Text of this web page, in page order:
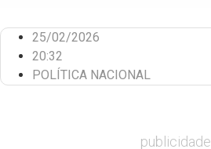
25/02/2026
20:32
POLÍTICA NACIONAL
publicidade